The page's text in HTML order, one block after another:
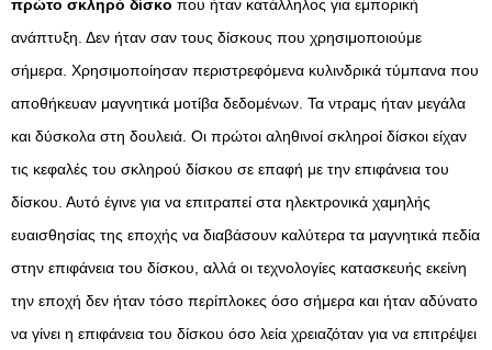
πρώτο σκληρό δίσκο που ήταν κατάλληλος για εμπορική
ανάπτυξη. Δεν ήταν σαν τους δίσκους που χρησιμοποιούμε
σήμερα. Χρησιμοποίησαν περιστρεφόμενα κυλινδρικά τύμπανα που
αποθήκευαν μαγνητικά μοτίβα δεδομένων. Τα ντραμς ήταν μεγάλα
και δύσκολα στη δουλειά. Οι πρώτοι αληθινοί σκληροί δίσκοι είχαν
τις κεφαλές του σκληρού δίσκου σε επαφή με την επιφάνεια του
δίσκου. Αυτό έγινε για να επιτραπεί στα ηλεκτρονικά χαμηλής
ευαισθησίας της εποχής να διαβάσουν καλύτερα τα μαγνητικά πεδία
στην επιφάνεια του δίσκου, αλλά οι τεχνολογίες κατασκευής εκείνη
την εποχή δεν ήταν τόσο περίπλοκες όσο σήμερα και ήταν αδύνατο
να γίνει η επιφάνεια του δίσκου όσο λεία χρειαζόταν για να επιτρέψει